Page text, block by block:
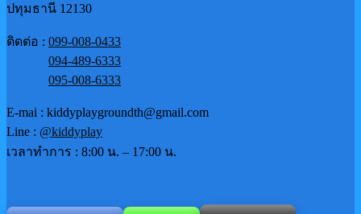
ปทุมธานี 12130
ติดต่อ : 099-008-0433
094-489-6333
095-008-6333
E-mai : kiddyplaygroundth@gmail.com
Line : @kiddyplay
เวลาทำการ : 8:00 น. – 17:00 น.